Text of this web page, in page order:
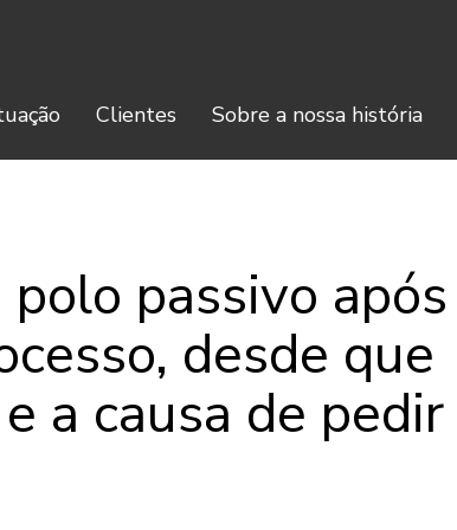
Clientes Sobre a nossa história
passivo após
desde que
a causa de pedir